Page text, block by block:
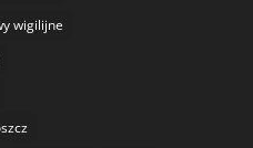
wigilijne